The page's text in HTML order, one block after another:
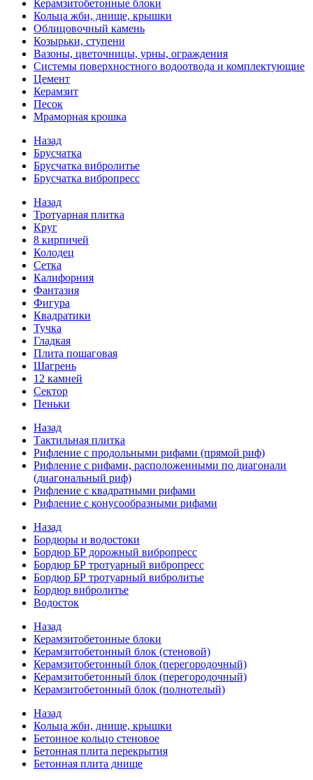
Керамзитобетонные блоки
Кольца жби, днище, крышки
Облицовочный камень
Козырьки, ступени
Вазоны, цветочницы, урны, ограждения
Системы поверхностного водоотвода и комплектующие
Цемент
Керамзит
Песок
Мраморная крошка
Назад
Брусчатка
Брусчатка вибролитье
Брусчатка вибропресс
Назад
Тротуарная плитка
Круг
8 кирпичей
Колодец
Сетка
Калифорния
Фантазия
Фигура
Квадратики
Тучка
Гладкая
Плита пошаговая
Шагрень
12 камней
Сектор
Пеньки
Назад
Тактильная плитка
Рифление с продольными рифами (прямой риф)
Рифление с рифами, расположенными по диагонали
(диагональный риф)
Рифление с квадратными рифами
Рифление с конусообразными рифами
Назад
Бордюры и водостоки
Бордюр БР дорожный вибропресс
Бордюр БР тротуарный вибропресс
Бордюр БР тротуарный вибролитье
Бордюр вибролитье
Водосток
Назад
Керамзитобетонные блоки
Керамзитобетонный блок (стеновой)
Керамзитобетонный блок (перегородочный)
Керамзитобетонный блок (перегородочный)
Керамзитобетонный блок (полнотелый)
Назад
Кольца жби, днище, крышки
Бетонное кольцо стеновое
Бетонная плита перекрытия
Бетонная плита днище